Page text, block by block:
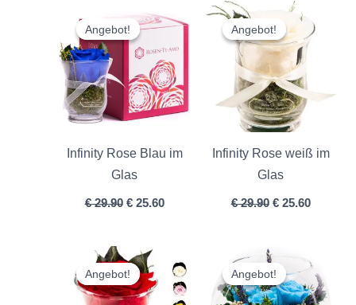
Angebot!
Angebot!
Infinity Rose Blau im
Glas
€29.90
Preis
war:
€ 29.90
€25.60
Aktueller
Preis
€ 25.60.
Angebot!
Angebot!
Infinity Rose weiß im
Glas
€29.90
Ursprünglicher
Preis
war:
€ 29.90
€25.60
Preis
ist:
Angebot!
Angebot!
Ursprünglicher
Preis
war:
€ 29.90
Preis
ist:
€ 25.60.
Angebot!
Angebot!
Ursprünglicher
Preis
war:
€ 47.90
Preis
ist:
€ 41.60.